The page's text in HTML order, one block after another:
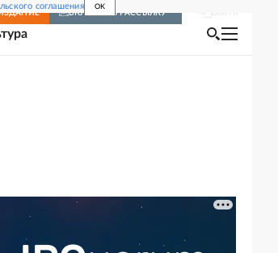
соглашения OK
ВКЛЮЧИТЬ РАССЫЛКУ